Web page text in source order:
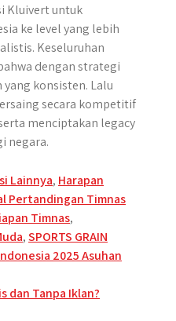
Kluivert untuk
ke level yang lebih
Keseluruhan
dengan strategi
konsisten. Lalu
secara kompetitif
menciptakan legacy
negara.
Lainnya, Harapan
Pertandingan Timnas
Timnas,
,SPORTS GRAIN
2025 Asuhan
dan Tanpa Iklan?